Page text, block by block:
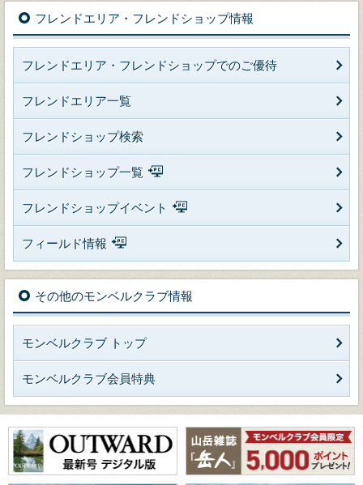
フレンドエリア・フレンドショップ情報
フレンドエリア・フレンドショップでのご優待
フレンドエリア一覧
フレンドショップ検索
フレンドショップ一覧
フレンドショップイベント
フィールド情報
その他のモンベルクラブ情報
モンベルクラブ トップ
モンベルクラブ会員特典